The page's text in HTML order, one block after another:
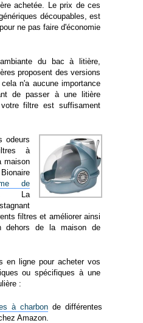
achetée. Le prix de ces
découpables, est
ne pas faire d'économie
du bac à litière,
proposent des versions
n'a aucune importance
de passer à une litière
filtre est suffisament
odeurs
à
maison
de
La
filtres et améliorer ainsi
dehors de la maison de
en ligne pour acheter vos
ou spécifiques à une
:
à charbon de différentes
Amazon.